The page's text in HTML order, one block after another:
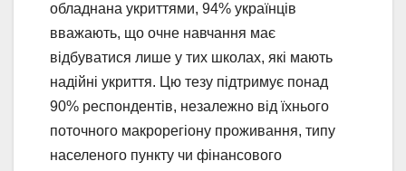
обладнана укриттями, 94% українців
вважають, що очне навчання має
відбуватися лише у тих школах, які мають
надійні укриття. Цю тезу підтримує понад
90% респондентів, незалежно від їхнього
поточного макрорегіону проживання, типу
населеного пункту чи фінансового